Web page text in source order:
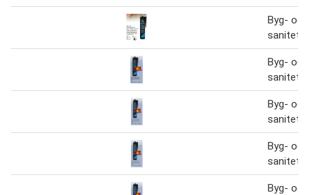
Byg- og
Byg- og
Byg- og
Byg- og
Byg- og